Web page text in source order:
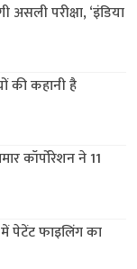
परीक्षा, ‘इंडिया
की कहानी है
कॉर्पोरेशन ने 11
पेटेंट फाइलिंग का